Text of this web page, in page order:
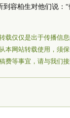
到容柏生对他们说：
载仅仅是出于传播信
本网站转载使用，须
费等事宜，请与我们接